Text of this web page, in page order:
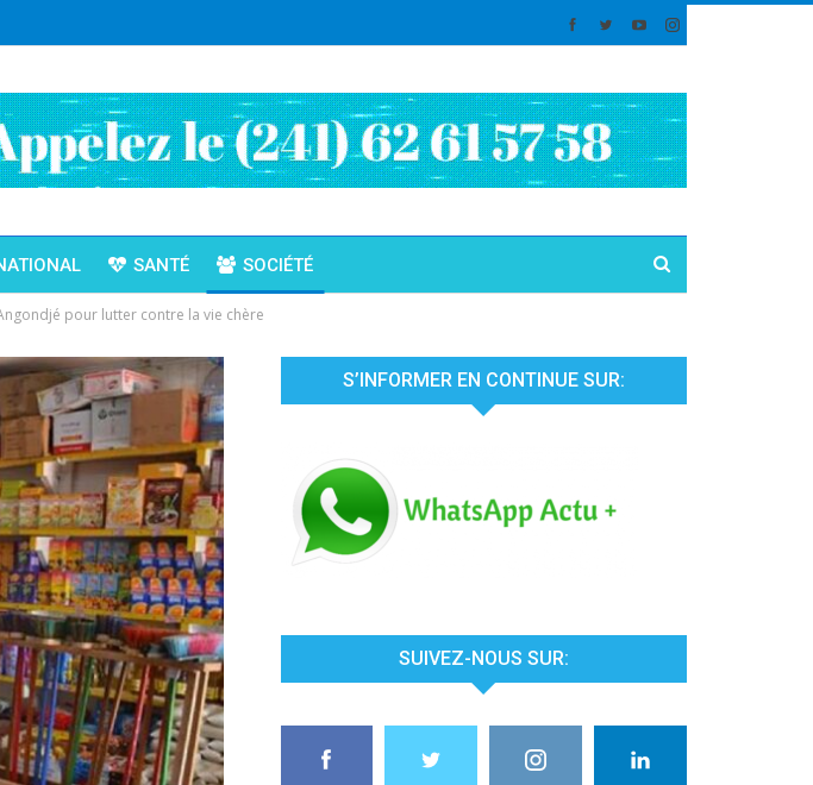
SANTÉ SOCIÉTÉ
pour lutter contre la vie chère
S’INFORMER EN CONTINUE SUR:
SUIVEZ-NOUS SUR: